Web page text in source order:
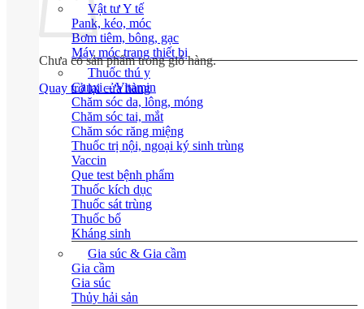
Chưa có sản phẩm trong giỏ hàng.
Quay trở lại cửa hàng
Vật tư Y tế
Pank, kéo, móc
Bơm tiêm, bông, gạc
Máy móc trang thiết bị
Thuốc thú y
Canxi – Vitamin
Chăm sóc da, lông, móng
Chăm sóc tai, mắt
Chăm sóc răng miệng
Thuốc trị nội, ngoại ký sinh trùng
Vaccin
Que test bệnh phẩm
Thuốc kích dục
Thuốc sát trùng
Thuốc bổ
Kháng sinh
Gia súc & Gia cầm
Gia cầm
Gia súc
Thủy hải sản